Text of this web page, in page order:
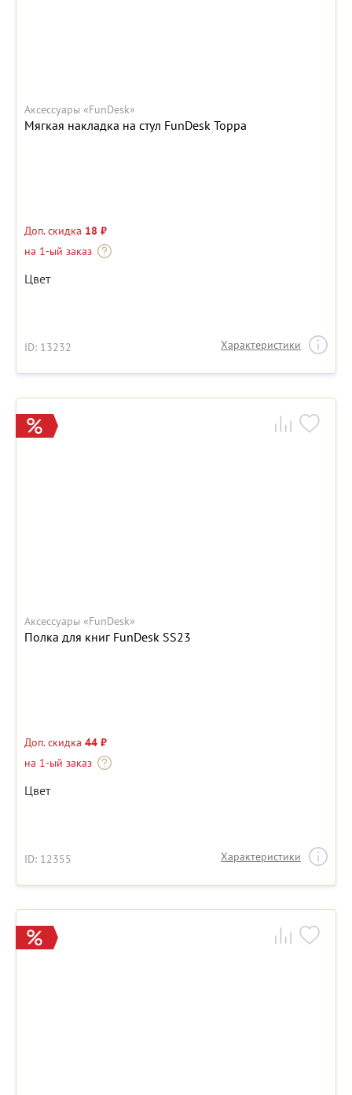
Аксессуары «FunDesk»
Мягкая накладка на стул FunDesk Toppa
Доп. скидка 18 ₽
на 1-ый заказ
Цвет
ID: 13232 Характеристики
Аксессуары «FunDesk»
Полка для книг FunDesk SS23
Доп. скидка 44 ₽
на 1-ый заказ
Цвет
ID: 12355 Характеристики